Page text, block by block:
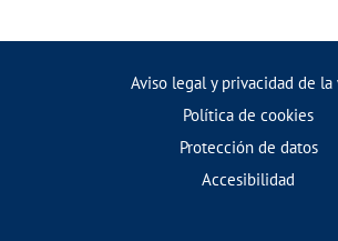
Aviso legal y privacidad de la
Política de cookies
Protección de datos
Accesibilidad